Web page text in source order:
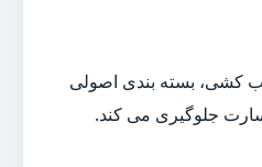
کشی، بسته بندی اصولی
جلوگیری می کند.